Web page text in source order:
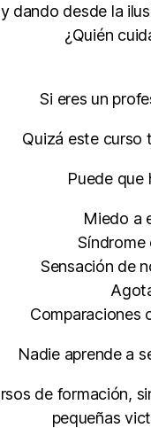
dando desde la
¿Quién
Si eres un
Quizá este curso
Puede que
Miedo a
Síndrome
Sensación de
Comparaciones
Nadie aprende a
de formación,
pequeñas